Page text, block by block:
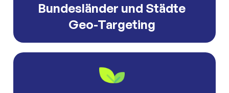
Bundesländer und Städte
Geo-Targeting